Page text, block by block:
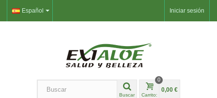
Iniciar sesión
Español
Buscar Carrito:
0
0,00 €